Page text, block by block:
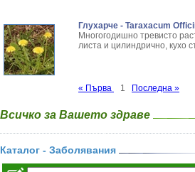
Глухарче - Taraxacum
Многогодишно тревисто
листа и цилиндрично, кухо
« Първа 1 Последна »
Всичко за Вашето здраве
Каталог - Заболявания